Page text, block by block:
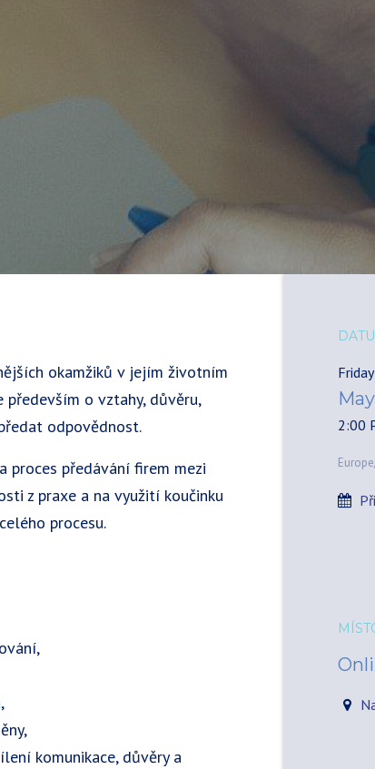
okamžiků v jejím životním
o vztahy, důvěru,
odpovědnost.
proces předávání firem mezi
z praxe a na využití koučinku
procesu.
komunikace, důvěry a
Friday
2:00